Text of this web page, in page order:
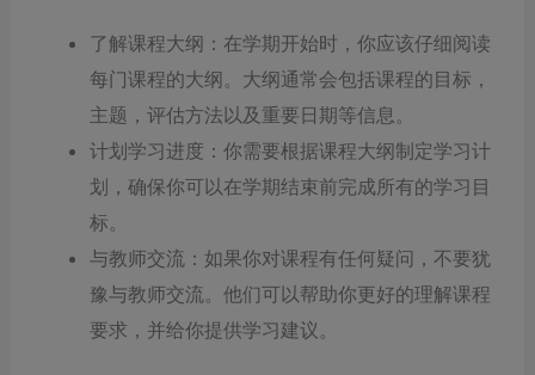
了解课程大纲：在学期开始时，你应该仔细阅读
每门课程的大纲。大纲通常会包括课程的目标，
主题，评估方法以及重要日期等信息。
计划学习进度：你需要根据课程大纲制定学习计
划，确保你可以在学期结束前完成所有的学习目
标。
与教师交流：如果你对课程有任何疑问，不要犹
豫与教师交流。他们可以帮助你更好的理解课程
要求，并给你提供学习建议。